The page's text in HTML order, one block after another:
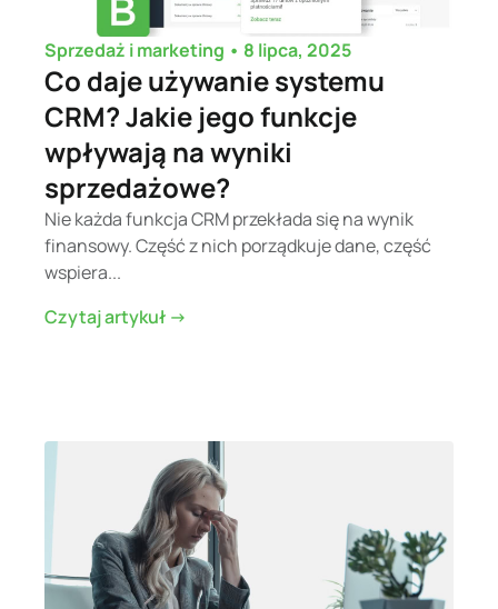
Sprzedaż i marketing • 8 lipca, 2025
Co daje używanie systemu
CRM? Jakie jego funkcje
wpływają na wyniki
sprzedażowe?
Nie każda funkcja CRM przekłada się na wynik
finansowy. Część z nich porządkuje dane, część
wspiera...
Czytaj artykuł ->